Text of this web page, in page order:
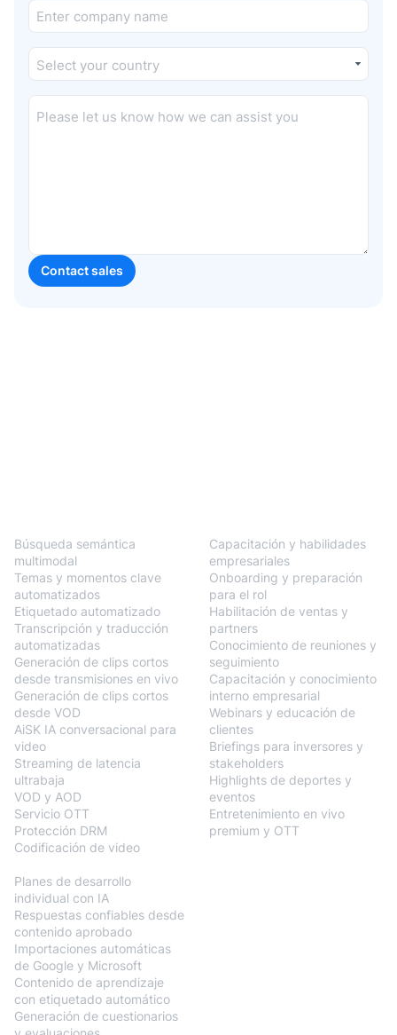
Búsqueda semántica
multimodal
Temas y momentos clave
automatizados
Etiquetado automatizado
Transcripción y traducción
automatizadas
Generación de clips cortos
desde transmisiones en vivo
Generación de clips cortos
desde VOD
AiSK IA conversacional para
video
Streaming de latencia
ultrabaja
VOD y AOD
Servicio OTT
Protección DRM
Codificación de video
Planes de desarrollo
individual con IA
Respuestas confiables desde
contenido aprobado
Importaciones automáticas
de Google y Microsoft
Contenido de aprendizaje
con etiquetado automático
Generación de cuestionarios
Capacitación y habilidades
empresariales
Onboarding y preparación
para el rol
Habilitación de ventas y
partners
Conocimiento de reuniones y
seguimiento
Capacitación y conocimiento
interno empresarial
Webinars y educación de
clientes
Briefings para inversores y
stakeholders
Highlights de deportes y
eventos
Entretenimiento en vivo
premium y OTT